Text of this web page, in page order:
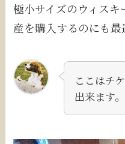
極小サイズのウィス
産を購入するのにも最
ここはチ
出来ます。